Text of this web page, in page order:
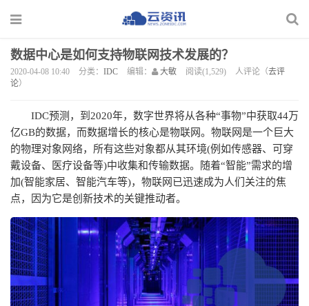
数据中心是如何支持物联网技术发展的？
2020-04-08 10:40 分类： IDC 编辑： 大敏 阅读(1,529) 人评论（去评
论）
IDC预测，到2020年，数字世界将从各种“事物”中获取44万
亿GB的数据，而数据增长的核心是物联网。物联网是一个巨大
的物理对象网络，所有这些对象都从其环境(例如传感器、可穿
戴设备、医疗设备等)中收集和传输数据。随着“智能”需求的增
加(智能家居、智能汽车等)，物联网已迅速成为人们关注的焦
点，因为它是创新技术的关键推动者。